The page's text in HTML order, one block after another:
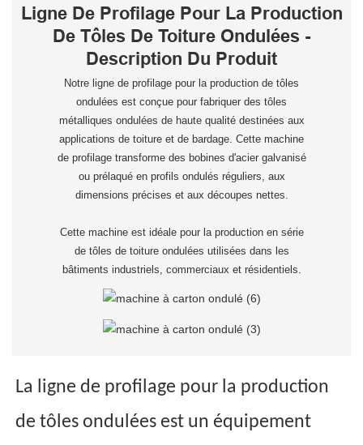
Ligne De Profilage Pour La Production
De Tôles De Toiture Ondulées -
Description Du Produit
Notre ligne de profilage pour la production de tôles
ondulées est conçue pour fabriquer des tôles
métalliques ondulées de haute qualité destinées aux
applications de toiture et de bardage. Cette machine
de profilage transforme des bobines d'acier galvanisé
ou prélaqué en profils ondulés réguliers, aux
dimensions précises et aux découpes nettes.
Cette machine est idéale pour la production en série
de tôles de toiture ondulées utilisées dans les
bâtiments industriels, commerciaux et résidentiels.
La ligne de profilage pour la production
de tôles ondulées est un équipement